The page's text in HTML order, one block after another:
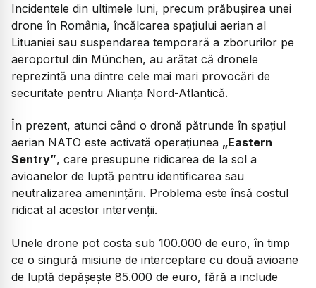
Incidentele din ultimele luni, precum prăbușirea unei
drone în România, încălcarea spațiului aerian al
Lituaniei sau suspendarea temporară a zborurilor pe
aeroportul din München, au arătat că dronele
reprezintă una dintre cele mai mari provocări de
securitate pentru Alianța Nord-Atlantică.
În prezent, atunci când o dronă pătrunde în spațiul
aerian NATO este activată operațiunea „Eastern
Sentry”, care presupune ridicarea de la sol a
avioanelor de luptă pentru identificarea sau
neutralizarea amenințării. Problema este însă costul
ridicat al acestor intervenții.
Unele drone pot costa sub 100.000 de euro, în timp
ce o singură misiune de interceptare cu două avioane
de luptă depășește 85.000 de euro, fără a include